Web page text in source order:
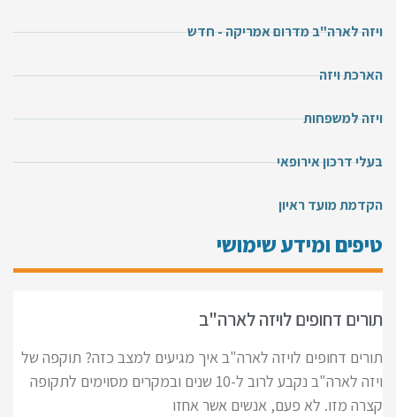
ויזה לארה"ב מדרום אמריקה - חדש
הארכת ויזה
ויזה למשפחות
בעלי דרכון אירופאי
הקדמת מועד ראיון
טיפים ומידע שימושי
תורים דחופים לויזה לארה"ב
תורים דחופים לויזה לארה"ב איך מגיעים למצב כזה? תוקפה של
ויזה לארה"ב נקבע לרוב ל-10 שנים ובמקרים מסוימים לתקופה
קצרה מזו. לא פעם, אנשים אשר אחזו